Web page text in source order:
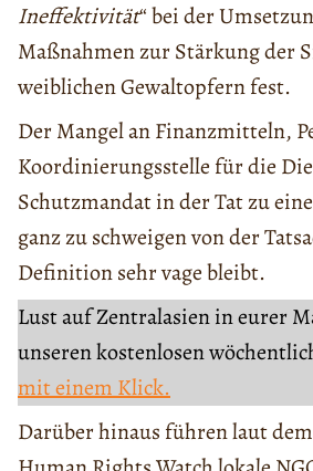
Ineffektivität“ bei der
Maßnahmen zur Stärkung der
weiblichen Gewaltopfern fest.
Der Mangel an Finanzmitteln,
Koordinierungsstelle für die
Schutzmandat in der Tat zu
ganz zu schweigen von der
Definition sehr vage bleibt.
Lust auf Zentralasien in eurer
unseren kostenlosen
mit einem Klick.
Darüber hinaus führen laut